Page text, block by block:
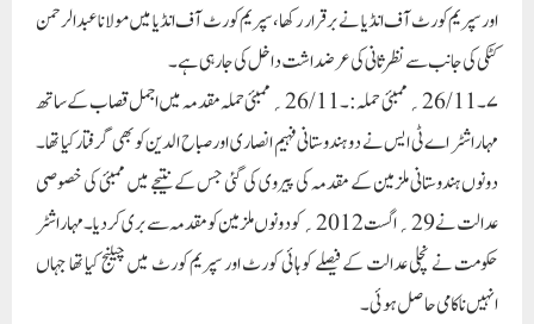
اور سپریم کورٹ آف انڈیا نے برقرار رکھا، سپریم کورٹ آف انڈیا میں مولانا عبدالرحمن
کٹکی کی جانب سے نظر ثانی کی عرضداشت داخل کی جارہی ہے۔
۷۔26/11؍ ممبئی حملہ:۔ 26/11؍ممبئی حملہ مقدمہ میں اجمل قصاب کے ساتھ
مہاراشٹر اے ٹی ایس نے دو ہندوستانی فہیم انصاری اور صباح الدین کو بھی گرفتار کیا تھا۔
دونوں ہندوستانی ملزمین کے مقدمہ کی پیروی کی گئی جس کے نتیجے میں ممبئی کی خصوصی
عدالت نے29؍ اگست 2012؍ کو دونوں ملزمین کو مقدمہ سے بری کردیا۔مہاراشٹر
حکومت نے نچلی عدالت کے فیصلے کو ہائی کورٹ اور سپریم کورٹ میں چیلنج کیا تھا جہاں
انہیں ناکامی حاصل ہوئی۔